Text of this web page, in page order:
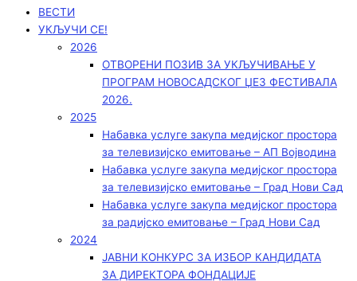
ВЕСТИ
УКЉУЧИ СЕ!
2026
ОТВОРЕНИ ПОЗИВ ЗА УКЉУЧИВАЊЕ У
ПРОГРАМ НОВОСАДСКОГ ЏЕЗ ФЕСТИВАЛА
2026.
2025
Набавка услуге закупа медијског простора
за телевизијско емитовање – АП Војводинa
Набавка услуге закупа медијског простора
за телевизијско емитовање – Град Нови Сад
Набавка услуге закупа медијског простора
за радијско емитовање – Град Нови Сад
2024
ЈАВНИ КОНКУРС ЗА ИЗБОР КАНДИДАТА
ЗА ДИРЕКТОРА ФОНДАЦИЈЕ